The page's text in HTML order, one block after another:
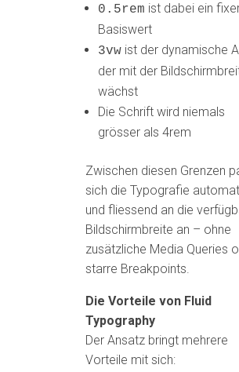
0.5rem ist dabei ein
Basiswert
3vw ist der dynamische
der mit der
wächst
Die Schrift wird niemals
grösser als 4rem
Zwischen diesen Grenzen
sich die Typografie
und fliessend an die
Bildschirmbreite an – ohne
zusätzliche Media Queries
starre Breakpoints.
Die Vorteile von Fluid
Typography
Der Ansatz bringt mehrere
Vorteile mit sich: